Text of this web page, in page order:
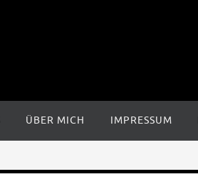
ÜBER MICH IMPRESSUM